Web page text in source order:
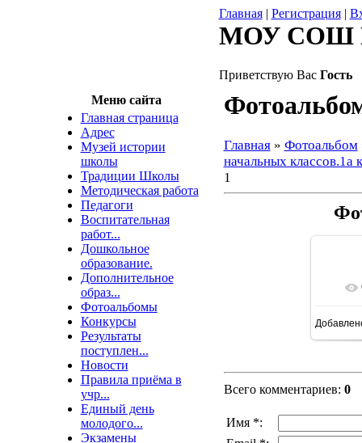
Главная| Регистрация|
МОУ СОШ
Приветствую Вас Гость
Меню сайта
Главная страница
Адрес
Музей истории
школы
Традиции Школы
Методическая работа
Педагоги
Воспитательная
работ...
Дошкольное
образование.
Дополнительное
образ...
Фотоальбомы
Конкурсы
Результаты
поступлен...
Новости
Правила приёма в
учр...
Единый день
молодого...
Экзамены
Главная» Фотоальбом
начальных
1
Всего комментариев: 0
Имя *: